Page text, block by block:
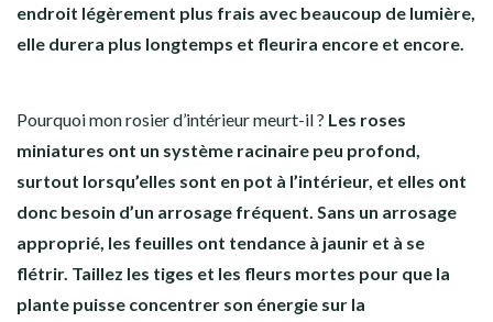
endroit légèrement plus frais avec beaucoup de lumière,
elle durera plus longtemps et fleurira encore et encore.
Pourquoi mon rosier d’intérieur meurt-il ? Les roses
miniatures ont un système racinaire peu profond,
surtout lorsqu’elles sont en pot à l’intérieur, et elles ont
donc besoin d’un arrosage fréquent. Sans un arrosage
approprié, les feuilles ont tendance à jaunir et à se
flétrir. Taillez les tiges et les fleurs mortes pour que la
plante puisse concentrer son énergie sur la